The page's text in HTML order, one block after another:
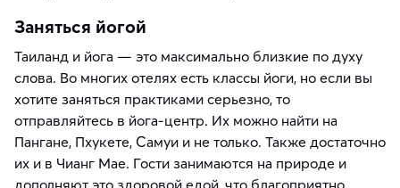
Заняться йогой
Таиланд и йога — это максимально близкие по духу
слова. Во многих отелях есть классы йоги, но если вы
хотите заняться практиками серьезно, то
отправляйтесь в йога-центр. Их можно найти на
Пангане, Пхукете, Самуи и не только. Также достаточно
их и в Чианг Мае. Гости занимаются на природе и
дополняют это здоровой едой, что благоприятно